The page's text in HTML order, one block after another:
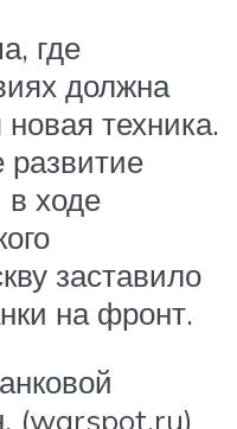
где
должна
техника.
развитие
в ходе
заставило
на фронт.
(warspot.ru)